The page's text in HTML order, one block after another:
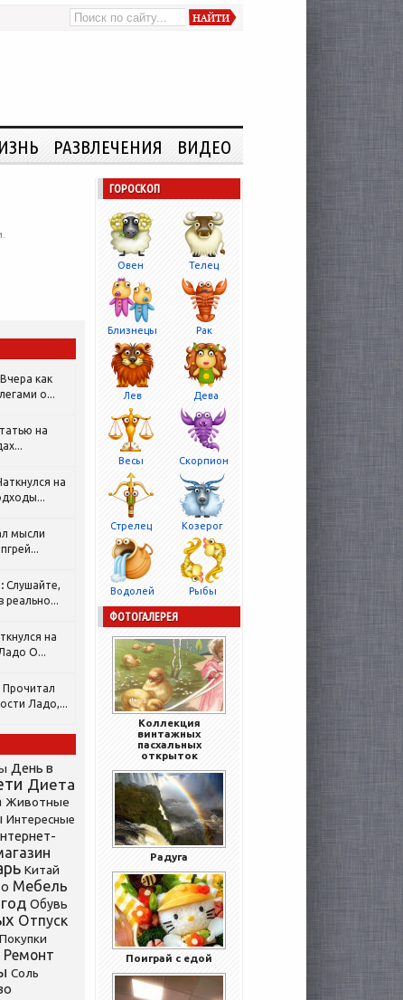
РАЗВЛЕЧЕНИЯ ВИДЕО
Вчера как
о...
на
на
мысли
Слушайте,
реально...
на
О...
Прочитал
Ладо,...
День в
Диета
Животные
Интересные
Китай
Мебель
Обувь
Отпуск
Покупки
Ремонт
Соль
ГОРОСКОП
Овен Телец
Близнецы Рак
Лев Дева
Весы Скорпион
Стрелец Козерог
Водолей Рыбы
ФОТОГАЛЕРЕЯ
Коллекция
винтажных
пасхальных
открыток
Радуга
Поиграй с едой